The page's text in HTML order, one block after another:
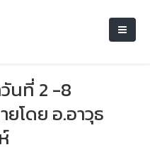
นที่ 2 -8
โดย อ.อาวุธ